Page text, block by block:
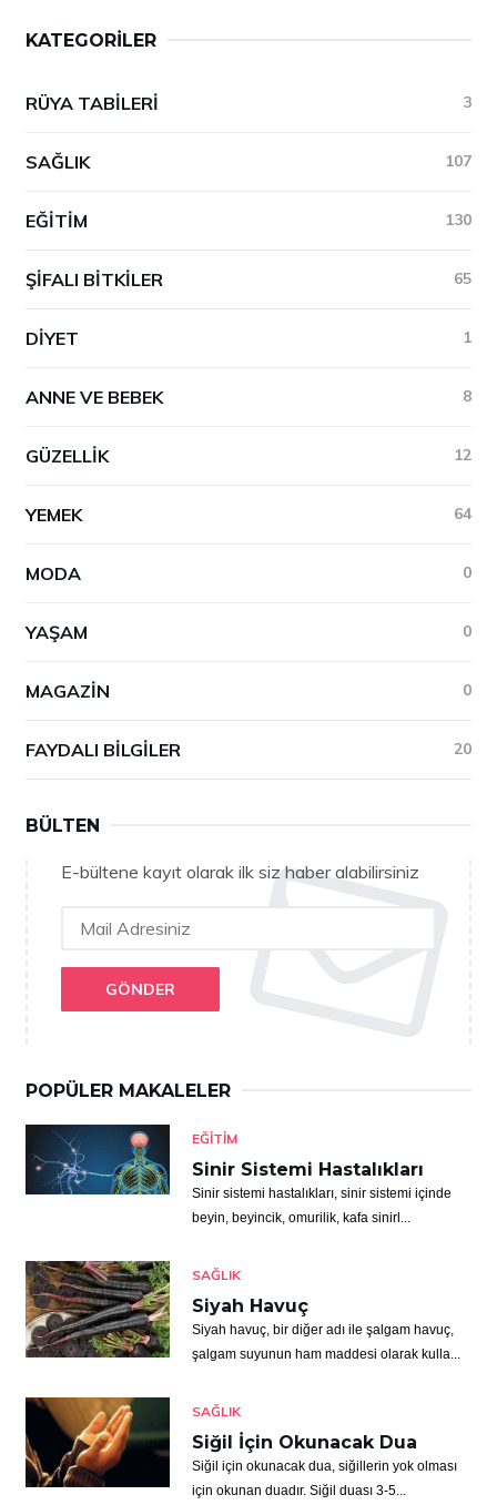
KATEGORILER
RÜYA TABILERI 3
SAĞLIK 107
EĞITIM 130
ŞIFALI BITKILER 65
DIYET 1
ANNE VE BEBEK 8
GÜZELLIK 12
YEMEK 64
MODA 0
YAŞAM 0
MAGAZIN 0
FAYDALI BILGILER 20
BÜLTEN
E-bültene kayıt olarak ilk siz haber alabilirsiniz
GÖNDER
POPÜLER MAKALELER
EĞITIM
Sinir Sistemi Hastalıkları
Sinir sistemi hastalıkları, sinir sistemi içinde
beyin, beyincik, omurilik, kafa sinirl...
SAĞLIK
Siyah Havuç
Siyah havuç, bir diğer adı ile şalgam havuç,
şalgam suyunun ham maddesi olarak kulla...
SAĞLIK
Siğil İçin Okunacak Dua
Siğil için okunacak dua, siğillerin yok olması
için okunan duadır. Siğil duası 3-5...